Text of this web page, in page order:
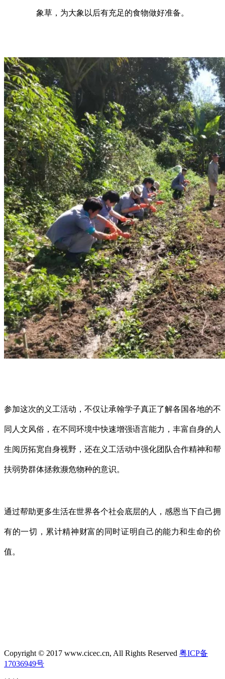
象草，为大象以后有充足的食物做好准备。
参加这次的义工活动，不仅让承翰学子真正了解各国各地的不
同人文风俗，在不同环境中快速增强语言能力，丰富自身的人
生阅历拓宽自身视野，还在义工活动中强化团队合作精神和帮
扶弱势群体拯救濒危物种的意识。
通过帮助更多生活在世界各个社会底层的人，感恩当下自己拥
有的一切 ，累计精神财富的同时证明自己的能力和生命的价
值。
Copyright © 2017 www.cicec.cn, All Rights Reserved 粤ICP备
17036949号